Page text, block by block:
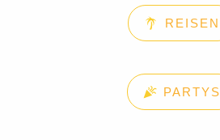
REISEN
PARTYS